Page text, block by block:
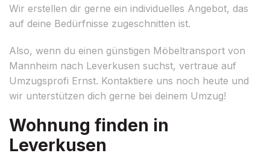
Wir erstellen dir gerne ein individuelles Angebot, das
auf deine Bedürfnisse zugeschnitten ist.
Also, wenn du einen günstigen Möbeltransport von
Mannheim nach Leverkusen suchst, vertraue auf
Umzugsprofi Ernst. Kontaktiere uns noch heute und
wir unterstützen dich gerne bei deinem Umzug!
Wohnung finden in
Leverkusen